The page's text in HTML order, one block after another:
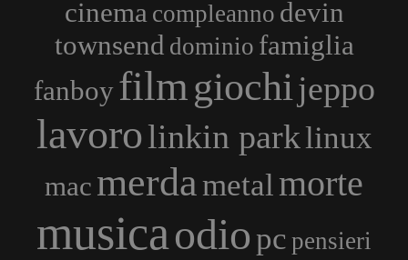
cinema compleanno devin
townsend dominio famiglia
fanboyfilmgiochijeppo
lavorolinkin parklinux
mac merdametal morte
musicaodio pc pensieri